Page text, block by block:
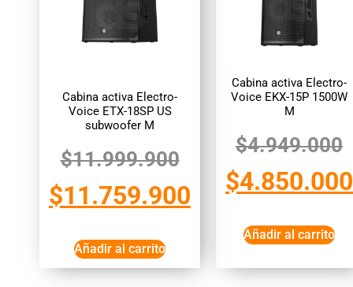
Cabina activa Electro-
Voice ETX-18SP US
subwoofer M
$11.999.900
$11.759.900
Añadir al carrito
Cabina activa Electro-
Voice EKX-15P 1500W
M
$4.949.000
$4.850.000
Añadir al carrito